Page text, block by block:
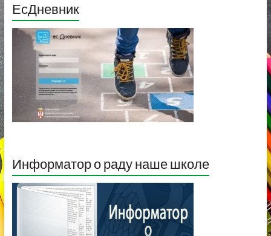
ЕсДневник
Информатор о раду наше школе